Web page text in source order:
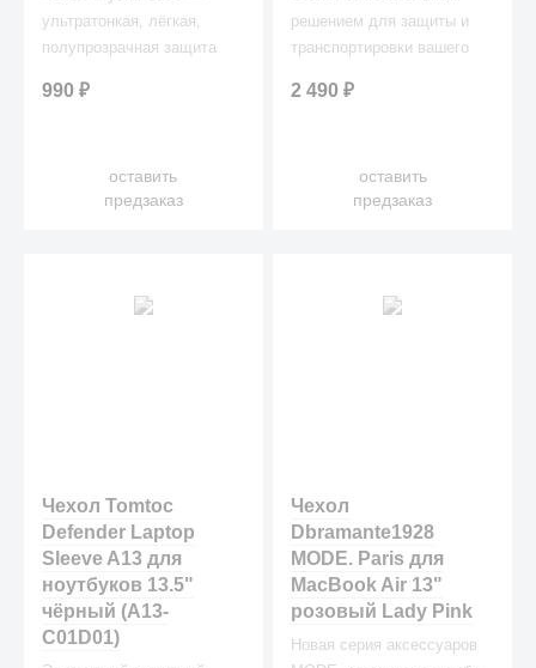
ультратонкая, лёгкая,
полупрозрачная защита
лэптопа.
990₽
оставить
предзаказ
решением для защиты и
транспортировки вашего
2 490₽
оставить
предзаказ
Чехол Tomtoc
Defender Laptop
Sleeve A13 для
ноутбуков 13.5"
чёрный (A13-
C01D01)
Чехол
Dbramante1928
MODE. Paris для
MacBook Air 13"
розовый Lady Pink
Новая серия аксессуаров